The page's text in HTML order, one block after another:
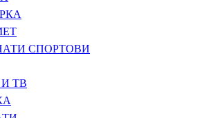
СПОРТОВИ
ТВ